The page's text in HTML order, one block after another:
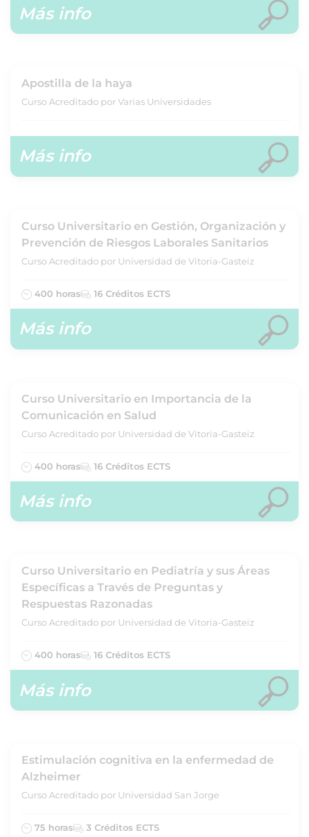
Más info
Apostilla de la haya
Curso Acreditado por Varias Universidades
Más info
Curso Universitario en Gestión, Organización y
Prevención de Riesgos Laborales Sanitarios
Curso Acreditado por Universidad de Vitoria-Gasteiz
400 horas 16 Créditos ECTS
Más info
Curso Universitario en Importancia de la
Comunicación en Salud
Curso Acreditado por Universidad de Vitoria-Gasteiz
400 horas 16 Créditos ECTS
Más info
Curso Universitario en Pediatría y sus Áreas
Específicas a Través de Preguntas y
Respuestas Razonadas
Curso Acreditado por Universidad de Vitoria-Gasteiz
400 horas 16 Créditos ECTS
Más info
Estimulación cognitiva en la enfermedad de
Alzheimer
Curso Acreditado por Universidad San Jorge
75 horas 3 Créditos ECTS